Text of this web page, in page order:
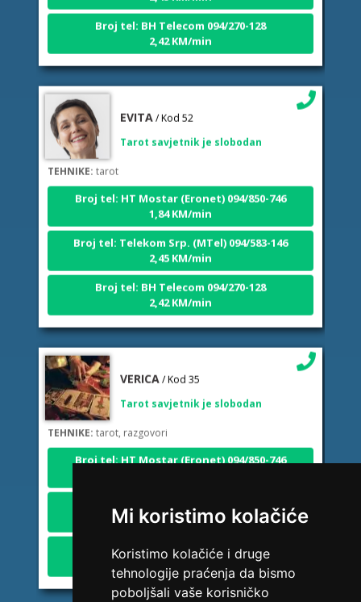
Mi koristimo kolačiće
Koristimo kolačiće i druge
tehnologije praćenja da bismo
poboljšali vaše korisničko
Broj tel: BH Telecom 094/270-128
2,42 KM/min
Tarot savjetnik je slobodan
TEHNIKE:tarot
1,84 KM/min
Broj tel: Telekom Srp. (MTel) 094/583-146
2,45 KM/min
Broj tel: BH Telecom 094/270-128
2,42 KM/min
Tarot savjetnik je slobodan
TEHNIKE:tarot, razgovori
Broj tel: HT Mostar (Eronet) 094/850-746
1,84 KM/min
2,42 KM/min